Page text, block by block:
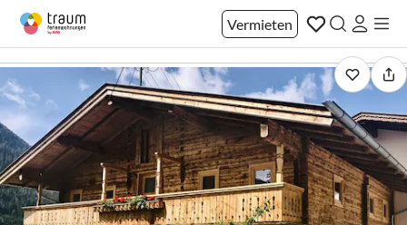
Vermieten